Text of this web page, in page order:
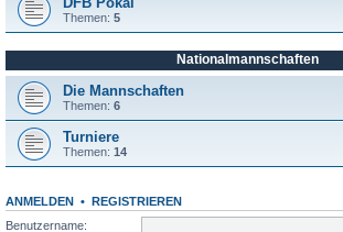
V
d
Themen: 5
Nationalmannschaften
Die Mannschaften
Themen: 6
Turniere
Themen: 14
ANMELDEN •
REGISTRIEREN
Benutzername: